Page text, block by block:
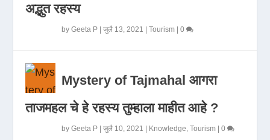
अद्भुत रहस्य
byGeeta P |जुलै 13, 2021 |Tourism |0
Mystery of Tajmahal आगरा
ताजमहल चे हे रहस्य तुम्हाला माहीत आहे ?
byGeeta P |जुलै 10, 2021 | Knowledge ,Tourism |0